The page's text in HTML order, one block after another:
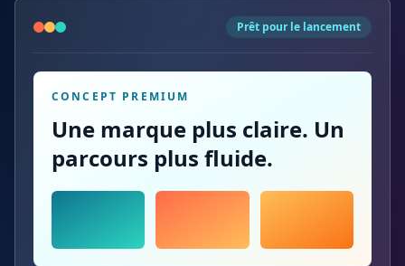
Prêt pour le lancement
CONCEPT PREMIUM
Une marque plus claire. Un
parcours plus fluide.